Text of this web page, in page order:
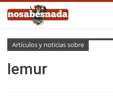
Artículos y noticias sobre
lemur